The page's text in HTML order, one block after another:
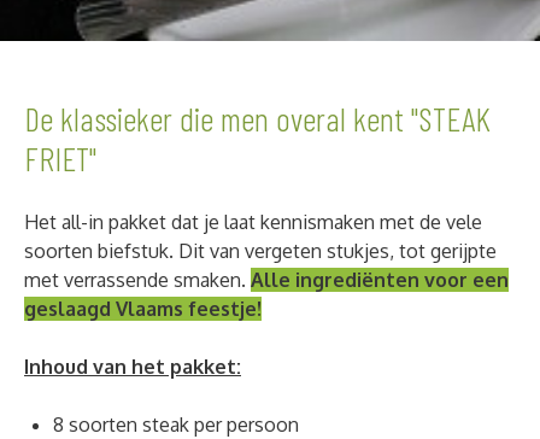
De klassieker die men overal kent "STEAK
FRIET"
Het all-in pakket dat je laat kennismaken met de vele
soorten biefstuk. Dit van vergeten stukjes, tot gerijpte
met verrassende smaken. Alle ingrediënten voor een
geslaagd Vlaams feestje!
Inhoud van het pakket:
8 soorten steak per persoon